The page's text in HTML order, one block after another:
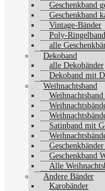
Geschenkband
Geschenkband
Vintage-Bänder
Poly-Ringelband
alle
Dekoband
alle Dekobänder
Dekoband mit
Weihnachtsband
Satinband mit
Geschenkband
Alle
Andere Bänder
Karobänder